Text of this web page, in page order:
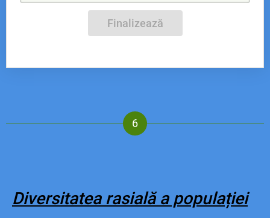
Finalizează
Diversitatea rasială a populației